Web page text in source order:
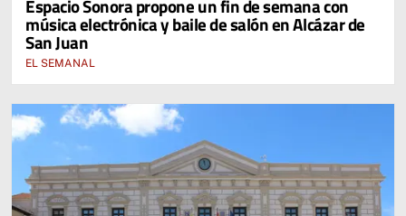
Espacio Sonora propone un fin de semana con
música electrónica y baile de salón en Alcázar de
San Juan
EL SEMANAL